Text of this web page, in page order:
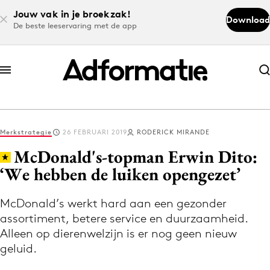
Jouw vak in je broekzak!
De beste leeservaring met de app
Download
Abonneer nu
Abonneer nu
Log in
Volg het laatste nieuws via de Adformatie
Nieuws app
Merkstrategie 26 FEBRUARI 2019 RODERICK MIRANDE
McDonald's-topman Erwin Dito:
‘We hebben de luiken opengezet’
McDonald’s werkt hard aan een gezonder
assortiment, betere service en duurzaamheid.
Alleen op dierenwelzijn is er nog geen nieuw
geluid.